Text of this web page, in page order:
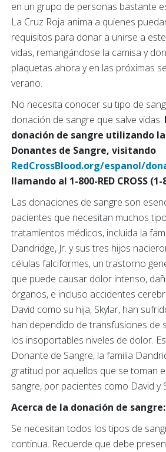
en un grupo de personas bastante
La Cruz Roja anima a quienes
requisitos para donar a unirse a
vidas, remangándose la camisa y
plaquetas ahora y en las próximas
verano.
No necesita conocer su tipo de
donación de sangre que salve vidas.
donación de sangre utilizando
Donantes de Sangre, visitando
RedCrossBlood.org/espanol/
llamando al 1-800-RED CROSS
Las donaciones de sangre son
pacientes que necesitan muchos
tratamientos médicos, incluida la
Dandridge, Jr. y sus tres hijos
células falciformes, un trastorno
que puede causar dolor intenso,
órganos, e incluso accidentes
David como su hija, Skylar, han
han dependido de transfusiones de
los insoportables niveles de dolor.
Donante de Sangre, la familia
gratitud por aquellos que se toman
sangre, por pacientes como David y
Acerca de la donación de sangre:
Se necesitan todos los tipos de
continua. Recuerde que debe